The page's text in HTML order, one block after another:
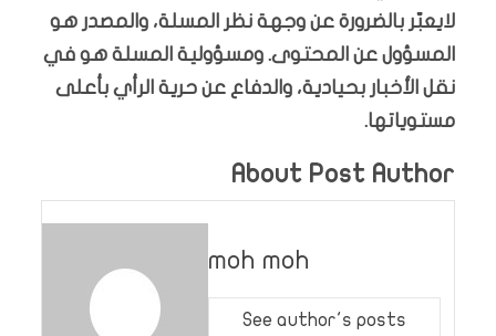
لايعبّر بالضرورة عن وجهة نظر المسلة، والمصدر هو
المسؤول عن المحتوى. ومسؤولية المسلة هو في
نقل الأخبار بحيادية، والدفاع عن حرية الرأي بأعلى
مستوياتها.
About Post Author
moh moh
See author's posts